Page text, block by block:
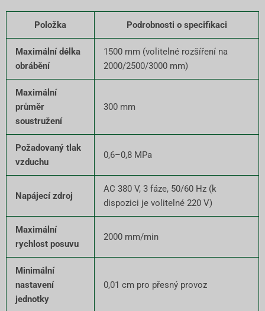
Položka Podrobnosti o specifikaci
Maximální délka
obrábění
1500 mm (volitelné rozšíření na
2000/2500/3000 mm)
Maximální
průměr
soustružení
300 mm
Požadovaný tlak
vzduchu
0,6–0,8 MPa
Napájecí zdroj
AC 380 V, 3 fáze, 50/60 Hz (k
dispozici je volitelné 220 V)
Maximální
rychlost posuvu
2000 mm/min
Minimální
nastavení
jednotky
0,01 cm pro přesný provoz